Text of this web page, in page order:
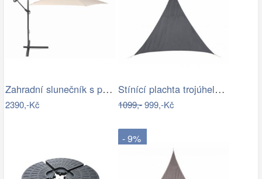
Zahradní slunečník s podstavcem ø 300…
2390,-Kč
Stínící plachta trojúhelník 3*3*3 m šedá
1099,-999,-Kč
- 9%